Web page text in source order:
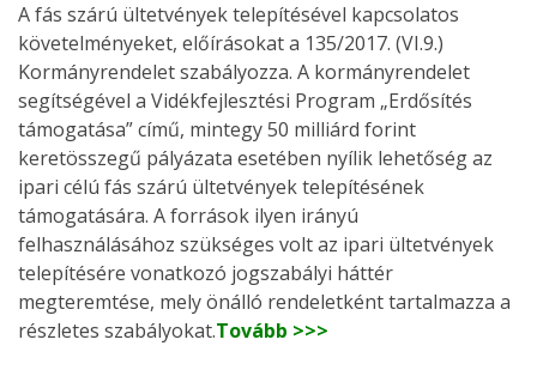
A fás szárú ültetvények telepítésével kapcsolatos
követelményeket, előírásokat a 135/2017. (VI.9.)
Kormányrendelet szabályozza. A kormányrendelet
segítségével a Vidékfejlesztési Program „Erdősítés
támogatása” című, mintegy 50 milliárd forint
keretösszegű pályázata esetében nyílik lehetőség az
ipari célú fás szárú ültetvények telepítésének
támogatására. A források ilyen irányú
felhasználásához szükséges volt az ipari ültetvények
telepítésére vonatkozó jogszabályi háttér
megteremtése, mely önálló rendeletként tartalmazza a
részletes szabályokat.Tovább >>>